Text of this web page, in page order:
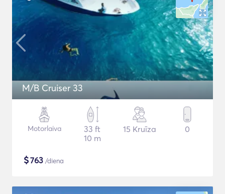
M/B Cruiser 33
Motorlaiva
33 ft
10 m
15 Kruīza 0
$763 /diena